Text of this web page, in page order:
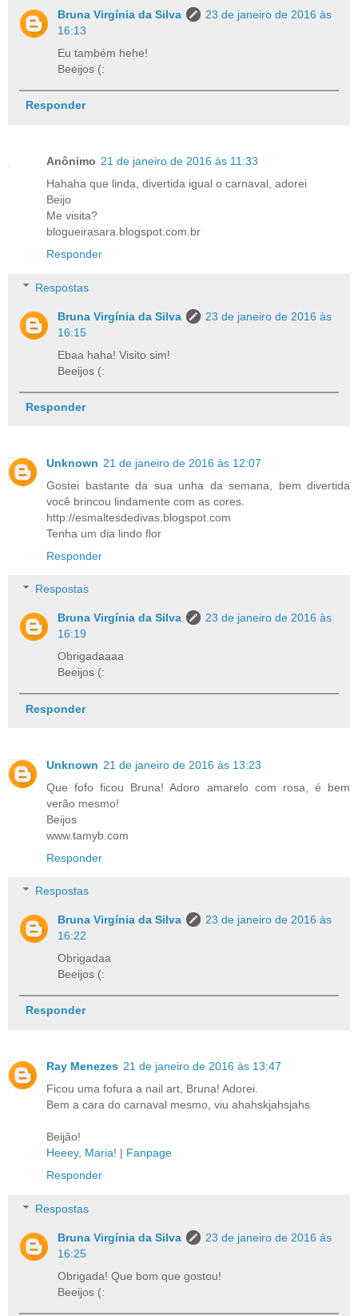
Bruna Virgínia da Silva
23 de janeiro de 2016 às
16:13
Eu também hehe!
Beeijos (:
Responder
Anônimo 21 de janeiro de 2016 às 11:33
Hahaha que linda, divertida igual o carnaval, adorei
Beijo
Me visita?
blogueirasara.blogspot.com.br
Responder
Respostas
Bruna Virgínia da Silva
23 de janeiro de 2016 às
16:15
Ebaa haha! Visito sim!
Beeijos (:
Responder
Unknown 21 de janeiro de 2016 às 12:07
Gostei bastante da sua unha da semana, bem divertida
você brincou lindamente com as cores.
http://esmaltesdedivas.blogspot.com
Tenha um dia lindo flor
Responder
Respostas
Bruna Virgínia da Silva
23 de janeiro de 2016 às
16:19
Obrigadaaaa
Beeijos (:
Responder
Unknown 21 de janeiro de 2016 às 13:23
Que fofo ficou Bruna! Adoro amarelo com rosa, é bem
verão mesmo!
Beijos
www.tamyb.com
Responder
Respostas
Bruna Virgínia da Silva
23 de janeiro de 2016 às
16:22
Obrigadaa
Beeijos (:
Responder
Ray Menezes 21 de janeiro de 2016 às 13:47
Ficou uma fofura a nail art, Bruna! Adorei.
Bem a cara do carnaval mesmo, viu ahahskjahsjahs
Beijão!
Heeey, Maria! | Fanpage
Responder
Respostas
Bruna Virgínia da Silva
23 de janeiro de 2016 às
16:25
Obrigada! Que bom que gostou!
Beeijos (: